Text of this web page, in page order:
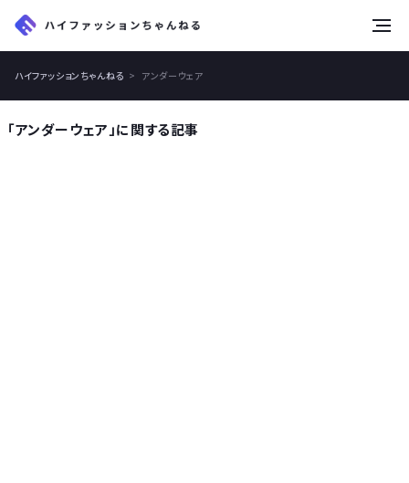
ハイファッションちゃんねる アンダーウェア
「アンダーウェア」に関する記事